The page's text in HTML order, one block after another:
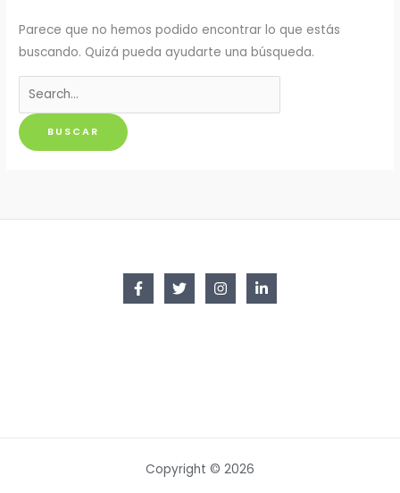
Parece que no hemos podido encontrar lo que estás
buscando. Quizá pueda ayudarte una búsqueda.
Buscar
por:
Copyright © 2026